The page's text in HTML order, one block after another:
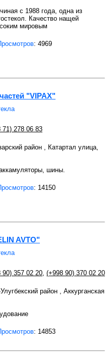
с 1988 года, одна из
Качество нащей
мировым
: 4969
"VIPAX"
71) 278 06 83
район , Катартал улица,
шины.
: 14150
AVTO"
90) 357 02 20 (+998 90) 370 02 20
район , Аккурганская
: 14853